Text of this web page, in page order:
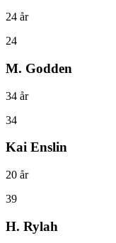
24 år
24
M. Godden
34 år
34
Kai Enslin
20 år
39
H. Rylah